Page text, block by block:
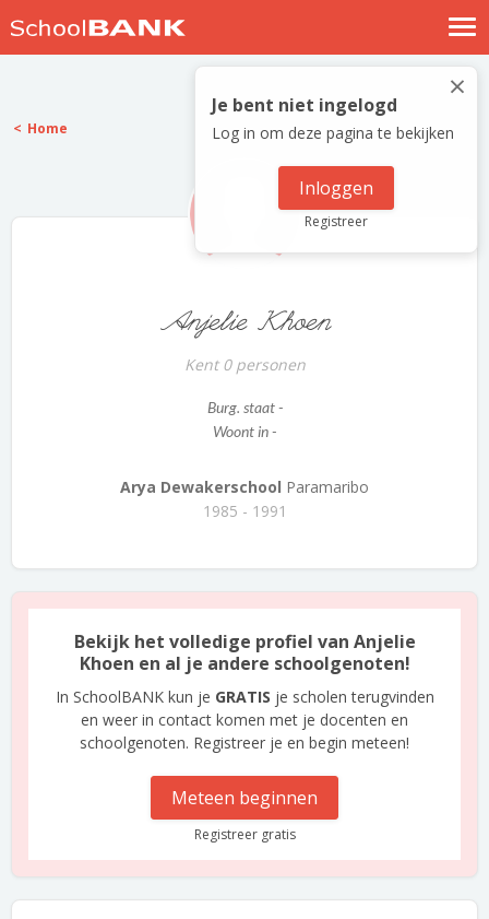
Nostalgische verhalen
Log in
Meld je gratis aan
×
Je bent niet ingelogd
Log in om deze pagina te bekijken
Inloggen
Registreer
Home
Anjelie Khoen
Kent 0 personen
Burg. staat -
Woont in -
Arya Dewakerschool Paramaribo
1985 - 1991
Bekijk het volledige profiel van Anjelie
Khoen en al je andere schoolgenoten!
In SchoolBANK kun je GRATIS je scholen terugvinden
en weer in contact komen met je docenten en
schoolgenoten. Registreer je en begin meteen!
Meteen beginnen
Registreer gratis